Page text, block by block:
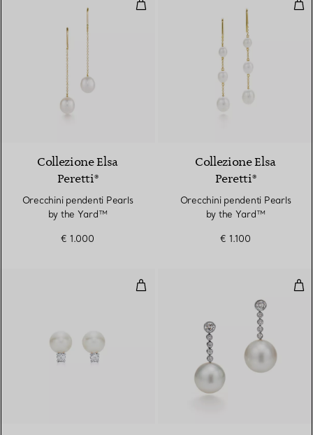
Collezione Elsa
Peretti®
Orecchini pendenti Pearls
by the Yard™
€ 1.000
Collezione Elsa
Peretti®
Orecchini pendenti Pearls
by the Yard™
€ 1.100
Orecchini